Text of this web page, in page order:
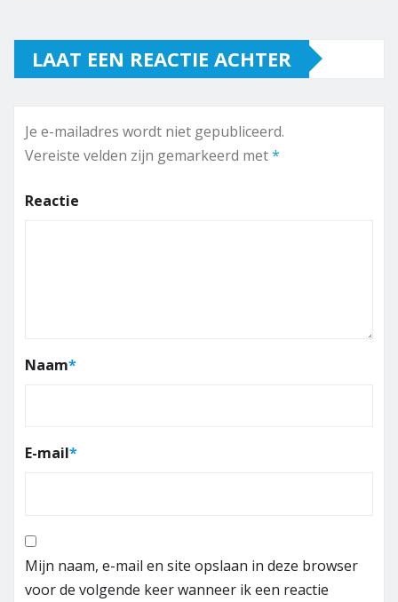
LAAT EEN REACTIE ACHTER
Je e-mailadres wordt niet gepubliceerd.
Vereiste velden zijn gemarkeerd met*
Reactie
Naam*
E-mail*
Mijn naam, e-mail en site opslaan in deze browser
voor de volgende keer wanneer ik een reactie